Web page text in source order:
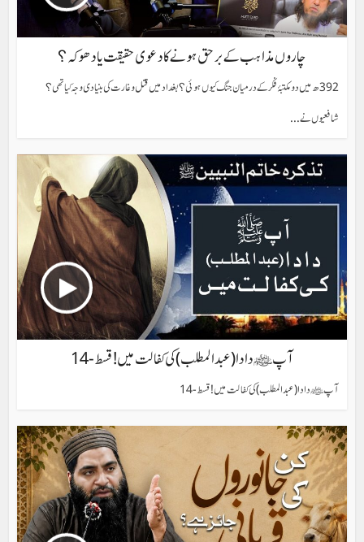
چاروں مذاہب کے برحق ہونے کا دعوی حقیقت یا دھوکہ؟
392ھ میں دو مکتبۂ فکر کے درمیان جنگ کیوں ہوئی؟بغداد میں قتل و غارت کی بنیادی وجہ کیا تھی؟
شافعیوں نے...
آپ ﷺ دادا (عبد المطلب) کی کفالت میں !قسط-14
آپ ﷺ دادا (عبد المطلب) کی کفالت میں !قسط-14